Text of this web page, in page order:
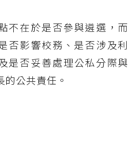
不在於是否參與遴選，而
否影響校務、是否涉及利
是否妥善處理公私分際與
公共責任。